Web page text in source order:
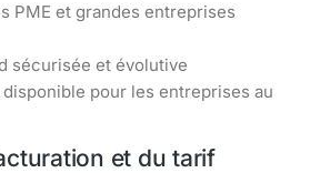
PME et grandes entreprises
sécurisée et évolutive
pour les entreprises au
et du tarif